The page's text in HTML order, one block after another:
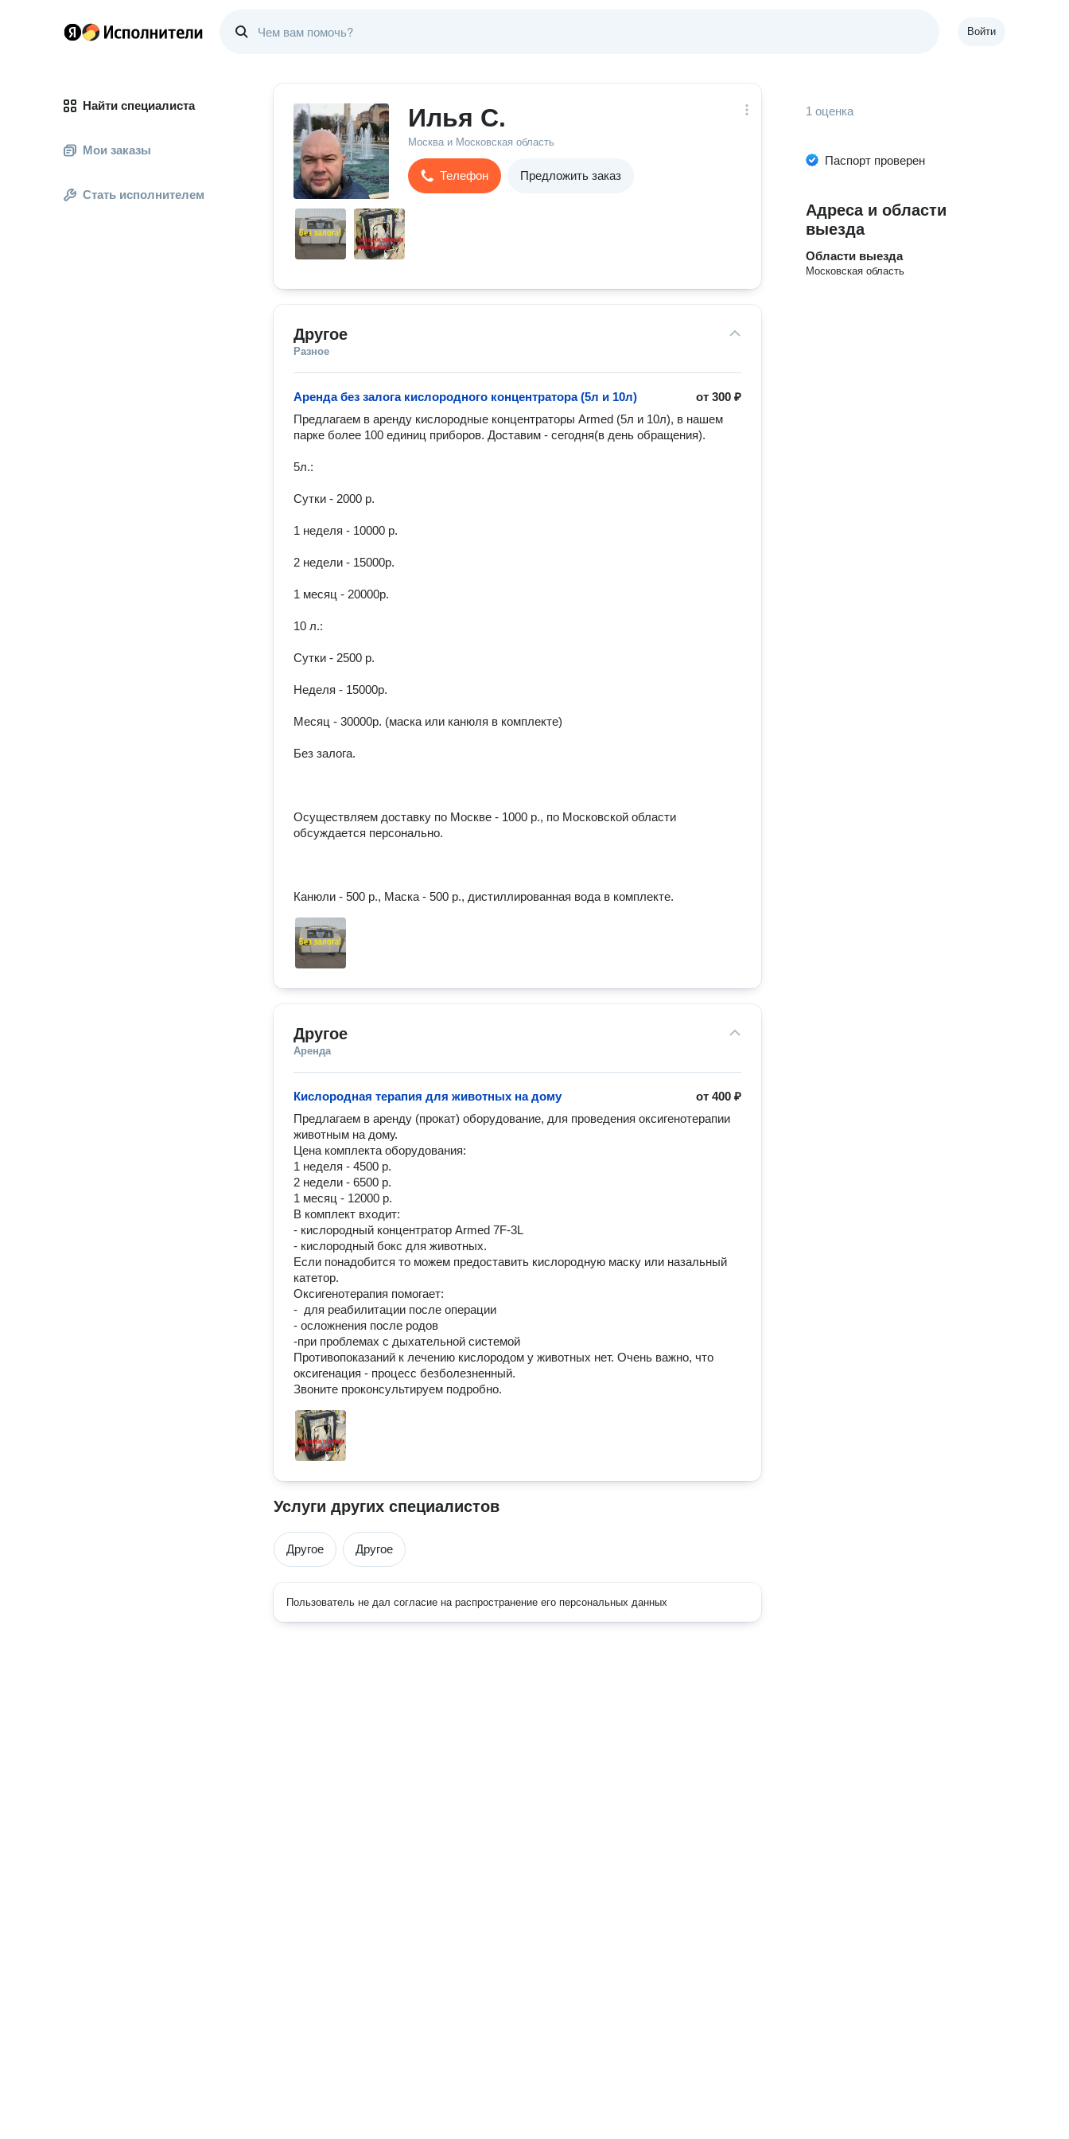
Войти
Найти специалиста
Мои заказы
Стать исполнителем
Илья С.
Москва и Московская область
Телефон Предложить заказ
Другое
Разное
от300 ₽
Аренда без залога кислородного концентратора (5л и 10л)
Предлагаем в аренду кислородные концентраторы Armed (5л и 10л), в нашем
парке более 100 единиц приборов. Доставим - сегодня(в день обращения).
5л.:
Сутки - 2000 р.
1 неделя - 10000 р.
2 недели - 15000р.
1 месяц - 20000р.
10 л.:
Сутки - 2500 р.
Неделя - 15000р.
Месяц - 30000р. (маска или канюля в комплекте)
Без залога.
Осуществляем доставку по Москве - 1000 р., по Московской области
обсуждается персонально.
Канюли - 500 р., Маска - 500 р., дистиллированная вода в комплекте.
Другое
Аренда
от400 ₽
Кислородная терапия для животных на дому
Предлагаем в аренду (прокат) оборудование, для проведения оксигенотерапии
животным на дому.
Цена комплекта оборудования:
1 неделя - 4500 р.
2 недели - 6500 р.
1 месяц - 12000 р.
В комплект входит:
- кислородный концентратор Armed 7F-3L
- кислородный бокс для животных.
Если понадобится то можем предоставить кислородную маску или назальный
катетор.
Оксигенотерапия помогает:
-  для реабилитации после операции
- осложнения после родов
-при проблемах с дыхательной системой
Противопоказаний к лечению кислородом у животных нет. Очень важно, что
оксигенация - процесс безболезненный.
Звоните проконсультируем подробно.
Услуги других специалистов
Другое Другое
Пользователь не дал согласие на распространение его персональных данных
1 оценка
Паспорт проверен
Адреса и области
выезда
Области выезда
Московская область